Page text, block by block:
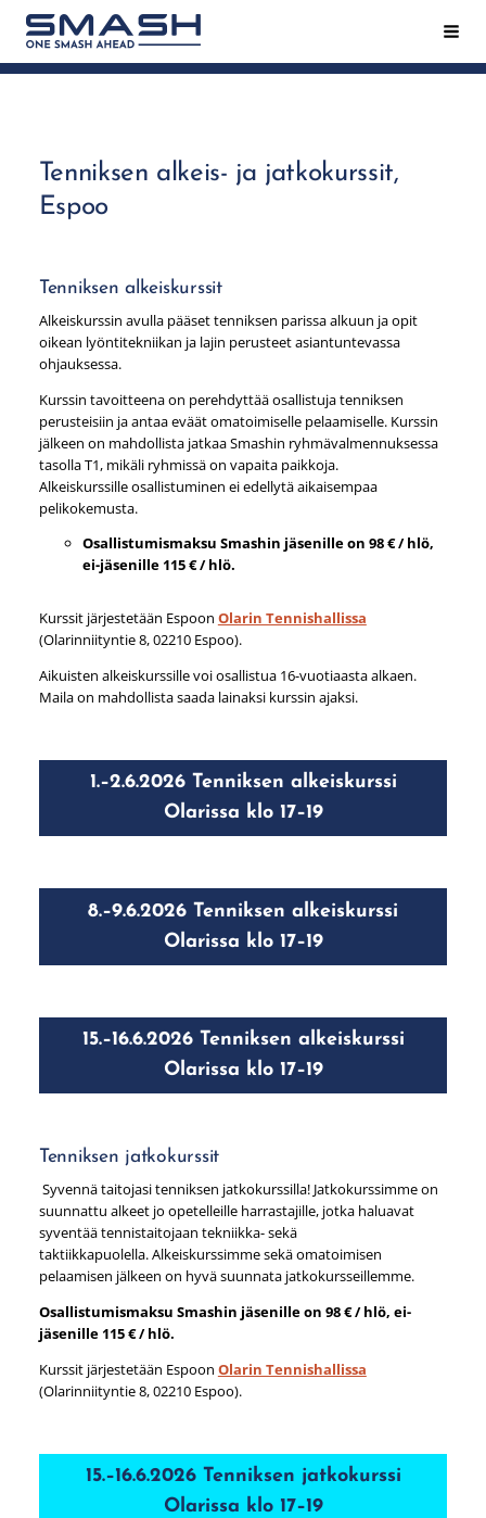
Siirry
sivun
sisältöön
Smash ry - Suomen suurin mailapeliseura
Tenniksen alkeis- ja jatkokurssit,
Espoo
Tenniksen alkeiskurssit
Alkeiskurssin avulla pääset tenniksen parissa alkuun ja opit
oikean lyöntitekniikan ja lajin perusteet asiantuntevassa
ohjauksessa.
Kurssin tavoitteena on perehdyttää osallistuja tenniksen
perusteisiin ja antaa eväät omatoimiselle pelaamiselle. Kurssin
jälkeen on mahdollista jatkaa Smashin ryhmävalmennuksessa
tasolla T1, mikäli ryhmissä on vapaita paikkoja.
Alkeiskurssille osallistuminen ei edellytä aikaisempaa
pelikokemusta.
Osallistumismaksu Smashin jäsenille on 98 € / hlö,
ei-jäsenille 115 € / hlö.
Kurssit järjestetään Espoon Olarin Tennishallissa
(Olarinniityntie 8, 02210 Espoo).
Aikuisten alkeiskurssille voi osallistua 16-vuotiaasta alkaen.
Maila on mahdollista saada lainaksi kurssin ajaksi.
1.–2.6.2026 Tenniksen alkeiskurssi
Olarissa klo 17–19
8.–9.6.2026 Tenniksen alkeiskurssi
Olarissa klo 17–19
15.–16.6.2026 Tenniksen alkeiskurssi
Olarissa klo 17–19
Tenniksen jatkokurssit
Syvennä taitojasi tenniksen jatkokurssilla! Jatkokurssimme on
suunnattu alkeet jo opetelleille harrastajille, jotka haluavat
syventää tennistaitojaan tekniikka- sekä
taktiikkapuolella. Alkeiskurssimme sekä omatoimisen
pelaamisen jälkeen on hyvä suunnata jatkokursseillemme.
Osallistumismaksu Smashin jäsenille on 98 € / hlö, ei-
jäsenille 115 € / hlö.
Kurssit järjestetään Espoon Olarin Tennishallissa
(Olarinniityntie 8, 02210 Espoo).
15.–16.6.2026 Tenniksen jatkokurssi
Olarissa klo 17–19